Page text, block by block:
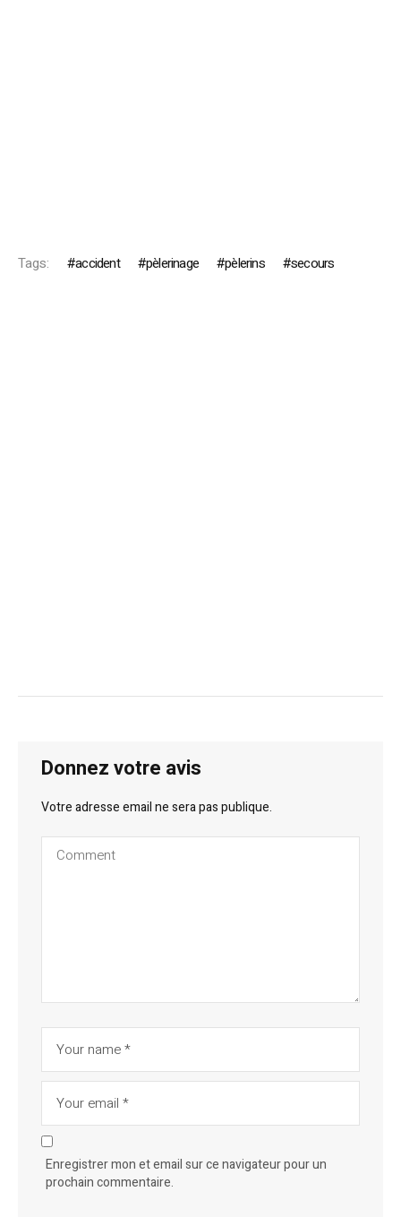
Tags: accident pèlerinage pèlerins secours
Donnez votre avis
Votre adresse email ne sera pas publique.
Enregistrer mon et email sur ce navigateur pour un
prochain commentaire.